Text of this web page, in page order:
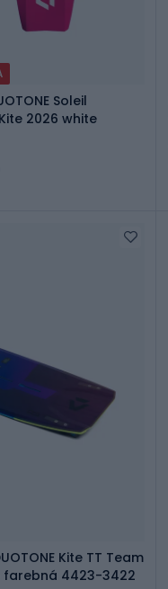
Soleil
2026 white
Kite TT Team
farebná 4423-3422